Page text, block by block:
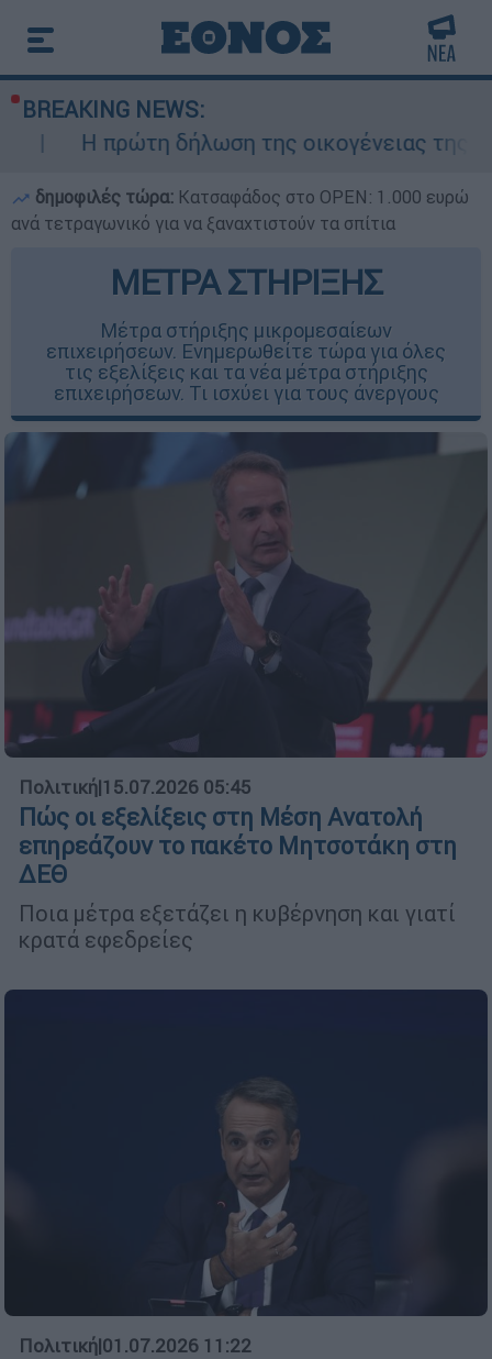
BREAKING NEWS:
δήλωση της οικογένειας της 38χρονης
δημοφιλές τώρα: Κατσαφάδος στο OPEN: 1.000 ευρώ
ανά τετραγωνικό για να ξαναχτιστούν τα σπίτια
ΜΕΤΡΑ ΣΤΗΡΙΞΗΣ
Μέτρα στήριξης μικρομεσαίεων
επιχειρήσεων. Ενημερωθείτε τώρα για όλες
τις εξελίξεις και τα νέα μέτρα στήριξης
επιχειρήσεων. Τι ισχύει για τους άνεργους
Πολιτική|15.07.2026 05:45
Πώς οι εξελίξεις στη Μέση Ανατολή
επηρεάζουν το πακέτο Μητσοτάκη στη
ΔΕΘ
Ποια μέτρα εξετάζει η κυβέρνηση και γιατί
κρατά εφεδρείες
Πολιτική|01.07.2026 11:22